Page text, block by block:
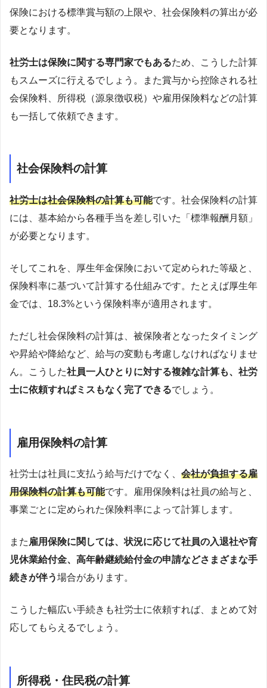
保険における標準賞与額の上限や、社会保険料の算出が必
要となります。
社労士は保険に関する専門家でもあるため、こうした計算
もスムーズに行えるでしょう。また賞与から控除される社
会保険料、所得税（源泉徴収税）や雇用保険料などの計算
も一括して依頼できます。
社会保険料の計算
社労士は社会保険料の計算も可能です。社会保険料の計算
には、基本給から各種手当を差し引いた「標準報酬月額」
が必要となります。
そしてこれを、厚生年金保険において定められた等級と、
保険料率に基づいて計算する仕組みです。たとえば厚生年
金では、18.3%という保険料率が適用されます。
ただし社会保険料の計算は、被保険者となったタイミング
や昇給や降給など、給与の変動も考慮しなければなりませ
ん。こうした社員一人ひとりに対する複雑な計算も、社労
士に依頼すればミスもなく完了できるでしょう。
雇用保険料の計算
社労士は社員に支払う給与だけでなく、 会社が負担する雇
用保険料の計算も可能です。雇用保険料は社員の給与と、
事業ごとに定められた保険料率によって計算します。
また 雇用保険に関しては、状況に応じて社員の入退社や育
児休業給付金、高年齢継続給付金の申請などさまざまな手
続きが伴う場合があります。
こうした幅広い手続きも社労士に依頼すれば、まとめて対
応してもらえるでしょう。
所得税・住民税の計算